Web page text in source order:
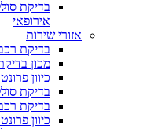
אירופאי
אזורי שירות
בדיקת
מכון
כיוון
בדיקת
בדיקת
כיוון